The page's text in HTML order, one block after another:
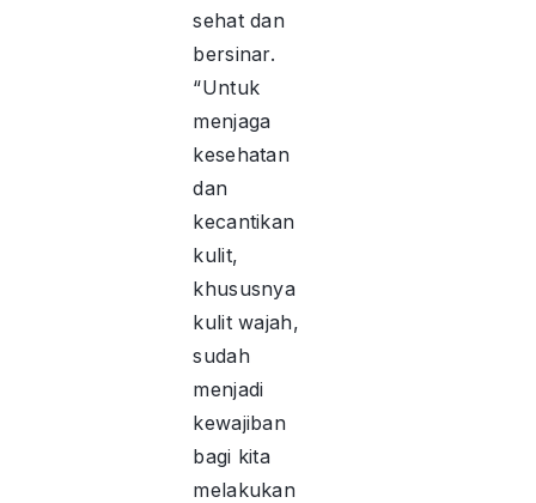
sehat dan
bersinar.
“Untuk
menjaga
kesehatan
dan
kecantikan
kulit,
khususnya
kulit wajah,
sudah
menjadi
kewajiban
bagi kita
melakukan